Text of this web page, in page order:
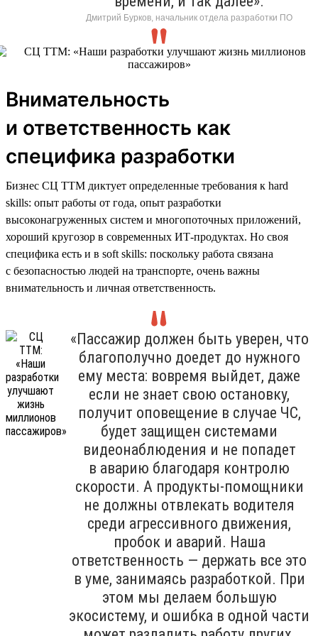
Дмитрий Бурков, начальник отдела разработки ПО
Внимательность
и ответственность как
специфика разработки
Бизнес СЦ ТТМ диктует определенные требования к hard
skills: опыт работы от года, опыт разработки
высоконагруженных систем и многопоточных приложений,
хороший кругозор в современных ИТ-продуктах. Но своя
специфика есть и в soft skills: поскольку работа связана
с безопасностью людей на транспорте, очень важны
внимательность и личная ответственность.
«Пассажир должен быть уверен, что
благополучно доедет до нужного
ему места: вовремя выйдет, даже
если не знает свою остановку,
получит оповещение в случае ЧС,
будет защищен системами
видеонаблюдения и не попадет
в аварию благодаря контролю
скорости. А продукты-помощники
не должны отвлекать водителя
среди агрессивного движения,
пробок и аварий. Наша
ответственность — держать все это
в уме, занимаясь разработкой. При
этом мы делаем большую
экосистему, и ошибка в одной части